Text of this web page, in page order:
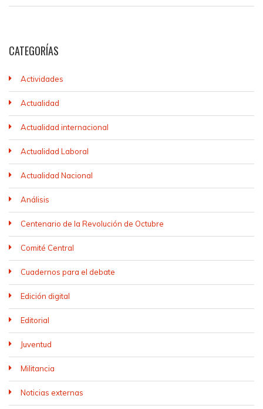
CATEGORÍAS
Actividades
Actualidad
Actualidad internacional
Actualidad Laboral
Actualidad Nacional
Análisis
Centenario de la Revolución de Octubre
Comité Central
Cuadernos para el debate
Edición digital
Editorial
Juventud
Militancia
Noticias externas